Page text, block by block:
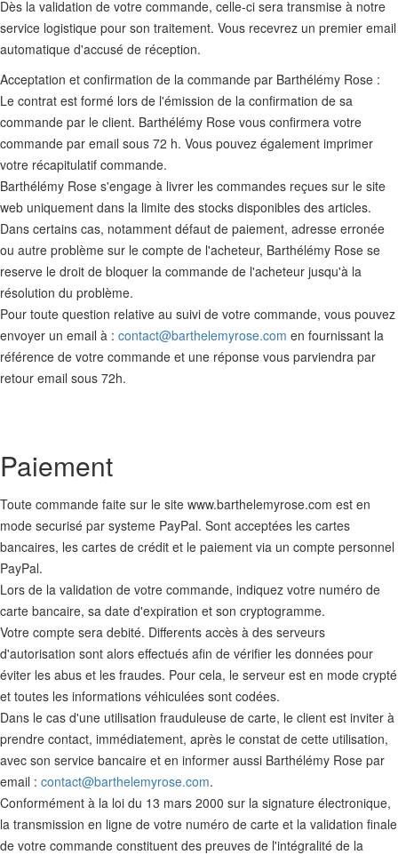
Dès la validation de votre commande, celle-ci sera transmise à notre
service logistique pour son traitement. Vous recevrez un premier email
automatique d'accusé de réception.
Acceptation et confirmation de la commande par Barthélémy Rose :
Le contrat est formé lors de l'émission de la confirmation de sa
commande par le client. Barthélémy Rose vous confirmera votre
commande par email sous 72 h. Vous pouvez également imprimer
votre récapitulatif commande.
Barthélémy Rose s'engage à livrer les commandes reçues sur le site
web uniquement dans la limite des stocks disponibles des articles.
Dans certains cas, notamment défaut de paiement, adresse erronée
ou autre problème sur le compte de l'acheteur, Barthélémy Rose se
reserve le droit de bloquer la commande de l'acheteur jusqu'à la
résolution du problème.
Pour toute question relative au suivi de votre commande, vous pouvez
envoyer un email à : contact@barthelemyrose.com en fournissant la
référence de votre commande et une réponse vous parviendra par
retour email sous 72h.
Paiement
Toute commande faite sur le site www.barthelemyrose.com est en
mode securisé par systeme PayPal. Sont acceptées les cartes
bancaires, les cartes de crédit et le paiement via un compte personnel
PayPal.
Lors de la validation de votre commande, indiquez votre numéro de
carte bancaire, sa date d'expiration et son cryptogramme.
Votre compte sera debité. Differents accès à des serveurs
d'autorisation sont alors effectués afin de vérifier les données pour
éviter les abus et les fraudes. Pour cela, le serveur est en mode crypté
et toutes les informations véhiculées sont codées.
Dans le cas d'une utilisation frauduleuse de carte, le client est inviter à
prendre contact, immédiatement, après le constat de cette utilisation,
avec son service bancaire et en informer aussi Barthélémy Rose par
email : contact@barthelemyrose.com.
Conformément à la loi du 13 mars 2000 sur la signature électronique,
la transmission en ligne de votre numéro de carte et la validation finale
de votre commande constituent des preuves de l'intégralité de la